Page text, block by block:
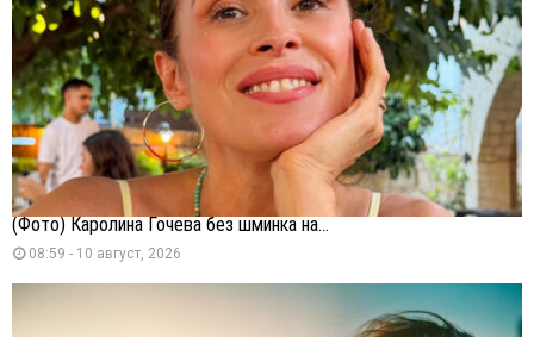
(Фото) Каролина Гочева без шминка на...
08:59 - 10 август, 2026